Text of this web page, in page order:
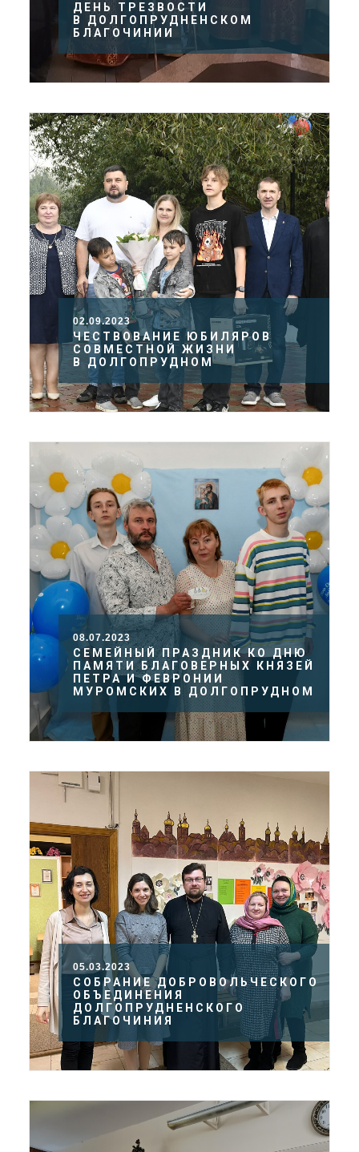
ДЕНЬ ТРЕЗВОСТИ
В ДОЛГОПРУДНЕНСКОМ
БЛАГОЧИНИИ
02.09.2023
ЧЕСТВОВАНИЕ ЮБИЛЯРОВ
СОВМЕСТНОЙ ЖИЗНИ
В ДОЛГОПРУДНОМ
08.07.2023
СЕМЕЙНЫЙ ПРАЗДНИК КО ДНЮ
ПАМЯТИ БЛАГОВЕРНЫХ КНЯЗЕЙ
ПЕТРА И ФЕВРОНИИ
МУРОМСКИХ В ДОЛГОПРУДНОМ
05.03.2023
CОБРАНИЕ ДОБРОВОЛЬЧЕСКОГО
ОБЪЕДИНЕНИЯ
ДОЛГОПРУДНЕНСКОГО
БЛАГОЧИНИЯ